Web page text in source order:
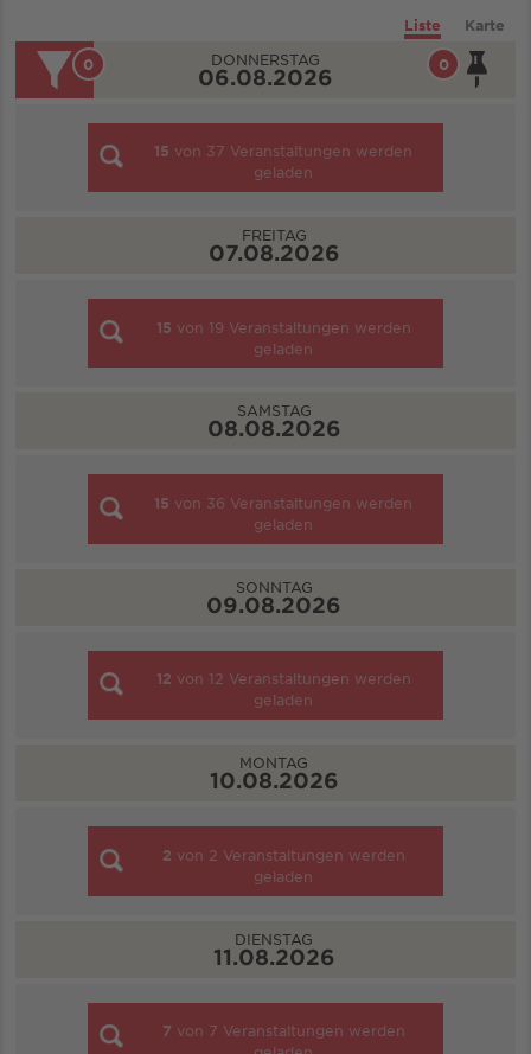
Liste Karte
0
0 DONNERSTAG
06.08.2026
15 von 37 Veranstaltungen werden
geladen
FREITAG
07.08.2026
15 von 19 Veranstaltungen werden
geladen
SAMSTAG
08.08.2026
15 von 36 Veranstaltungen werden
geladen
SONNTAG
09.08.2026
12 von 12 Veranstaltungen werden
geladen
MONTAG
10.08.2026
2 von 2 Veranstaltungen werden
geladen
DIENSTAG
11.08.2026
7 von 7 Veranstaltungen werden